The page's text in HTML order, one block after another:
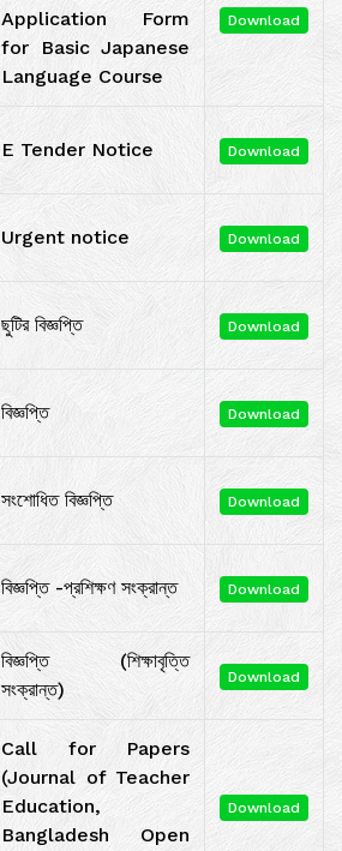
Application Form
for Basic Japanese
Language Course
Download
E Tender Notice Download
Urgent notice Download
ছুটির বিজ্ঞপ্তি Download
বিজ্ঞপ্তি Download
সংশোধিত বিজ্ঞপ্তি Download
বিজ্ঞপ্তি -প্রশিক্ষণ সংক্রান্ত Download
বিজ্ঞপ্তি (শিক্ষাবৃত্তি
সংক্রান্ত)
Download
Call for Papers
(Journal of Teacher
Education,
Bangladesh Open
Download